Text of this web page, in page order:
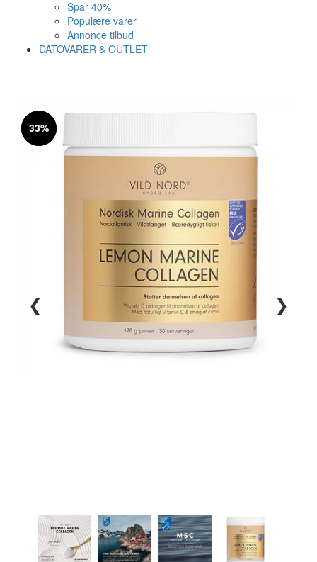
Spar 40%
Populære varer
Annonce tilbud
DATOVARER & OUTLET
Varen er nu i kurven ✔
Vi anbefaler dig disse
New Nordic Hair Volume Mega Strength 60 tabl.
33%
❮ ❯
33%